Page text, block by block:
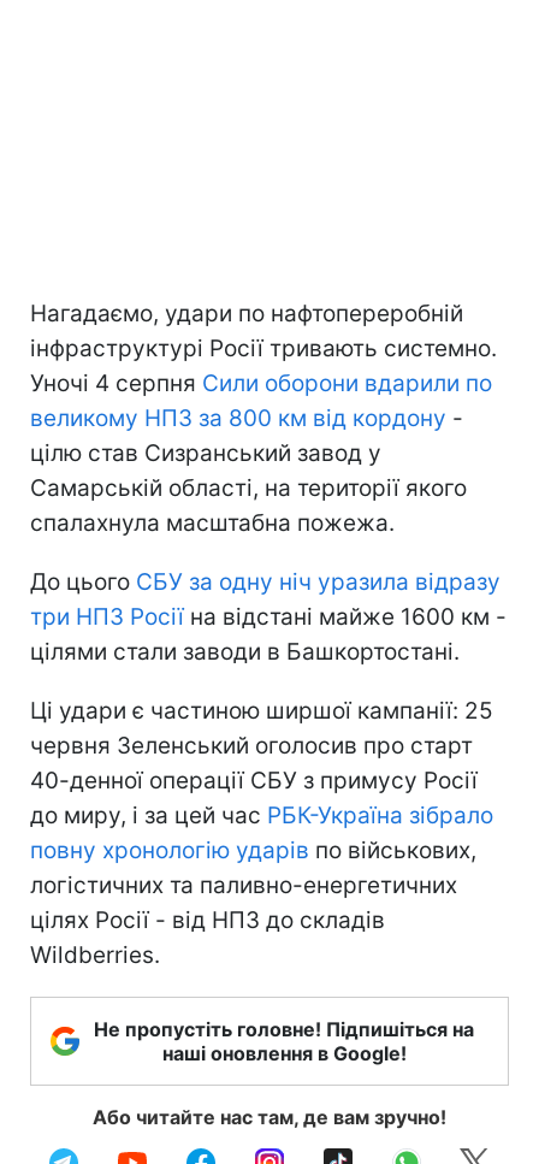
Нагадаємо, удари по нафтопереробній
інфраструктурі Росії тривають системно.
Уночі 4 серпня Сили оборони вдарили по
великому НПЗ за 800 км від кордону -
цілю став Сизранський завод у
Самарській області, на території якого
спалахнула масштабна пожежа.
До цього СБУ за одну ніч уразила відразу
три НПЗ Росіїна відстані майже 1600 км -
цілями стали заводи в Башкортостані.
Ці удари є частиною ширшої кампанії: 25
червня Зеленський оголосив про старт
40-денної операції СБУ з примусу Росії
до миру, і за цей час РБК-Україна зібрало
повну хронологію ударів по військових,
логістичних та паливно-енергетичних
цілях Росії - від НПЗ до складів
Wildberries.
Не пропустіть головне! Підпишіться на
наші оновлення в Google!
Або читайте нас там, де вам зручно!